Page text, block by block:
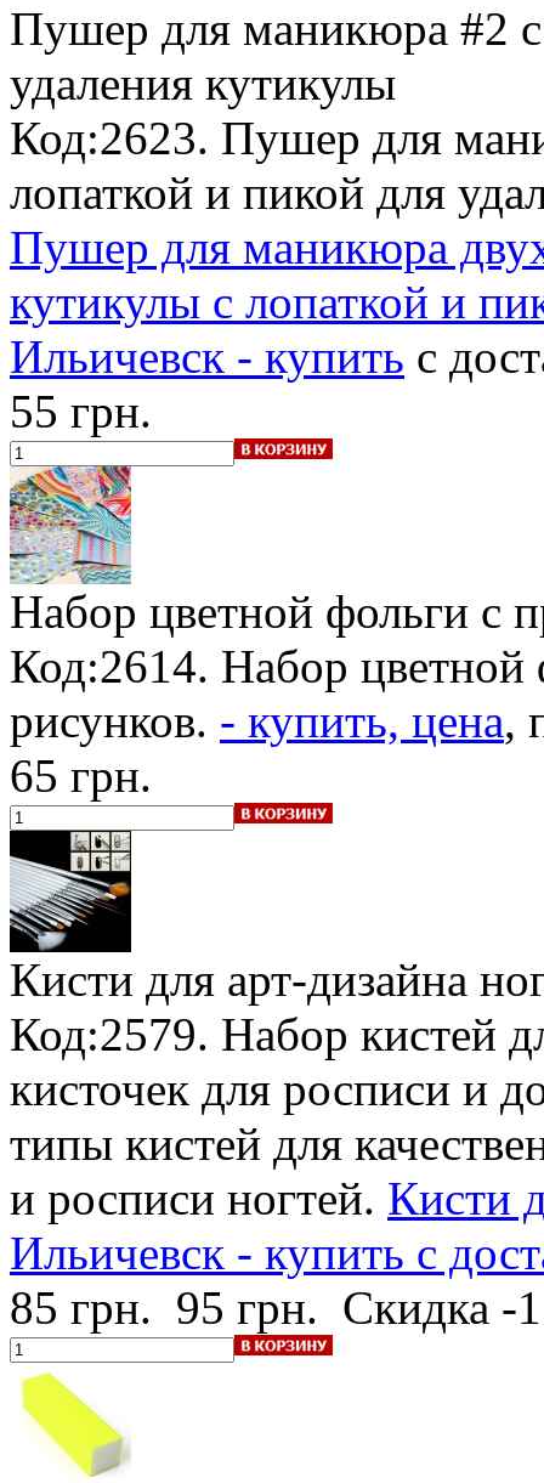
Пушер для маникюра #2
удаления кутикулы
Код:2623. Пушер для
лопаткой и пикой для
Пушер для маникюра
кутикулы с лопаткой и
Ильичевск - купить с
55 грн.
Набор цветной фольги c
Код:2614. Набор цветной
рисунков. - купить, цена,
65 грн.
Кисти для арт-дизайна
Код:2579. Набор кистей
кисточек для росписи и
типы кистей для
и росписи ногтей. Кисти
Ильичевск - купить с
85 грн. 95 грн. Скидка -